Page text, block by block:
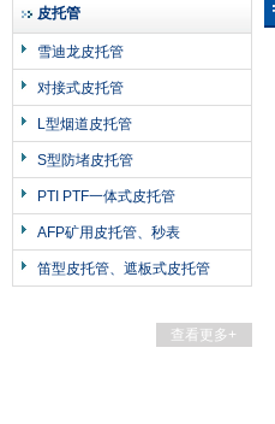
皮托管
雪迪龙皮托管
对接式皮托管
L型烟道皮托管
S型防堵皮托管
PTI PTF一体式皮托管
AFP矿用皮托管、秒表
笛型皮托管、遮板式皮托管
查看更多+